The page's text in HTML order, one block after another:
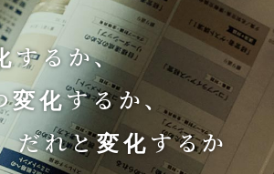
変化
変化
するか、
変化するか、
だれと変化するか
変化
変化
変化
変化
変化
変化
変化
変化